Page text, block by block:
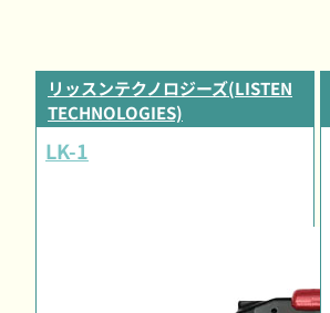
リッスンテクノロジーズ(LISTEN
TECHNOLOGIES)
LK-1